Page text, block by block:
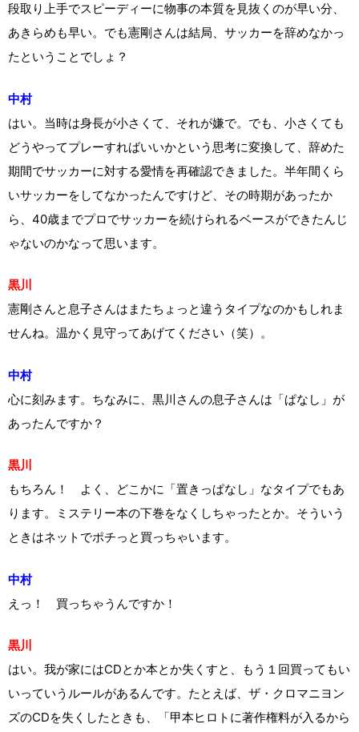
段取り上手でスピーディーに物事の本質を見抜くのが早い分、
あきらめも早い。でも憲剛さんは結局、サッカーを辞めなかっ
たということでしょ？
中村
はい。当時は身長が小さくて、それが嫌で。でも、小さくても
どうやってプレーすればいいかという思考に変換して、辞めた
期間でサッカーに対する愛情を再確認できました。半年間くら
いサッカーをしてなかったんですけど、その時期があったか
ら、40歳までプロでサッカーを続けられるベースができたんじ
ゃないのかなって思います。
黒川
憲剛さんと息子さんはまたちょっと違うタイプなのかもしれま
せんね。温かく見守ってあげてください（笑）。
中村
心に刻みます。ちなみに、黒川さんの息子さんは「ぱなし」が
あったんですか？
黒川
もちろん！ よく、どこかに「置きっぱなし」なタイプでもあ
ります。ミステリー本の下巻をなくしちゃったとか。そういう
ときはネットでポチっと買っちゃいます。
中村
えっ！ 買っちゃうんですか！
黒川
はい。我が家にはCDとか本とか失くすと、もう１回買ってもい
いっていうルールがあるんです。たとえば、ザ・クロマニヨン
ズのCDを失くしたときも、「甲本ヒロトに著作権料が入るから